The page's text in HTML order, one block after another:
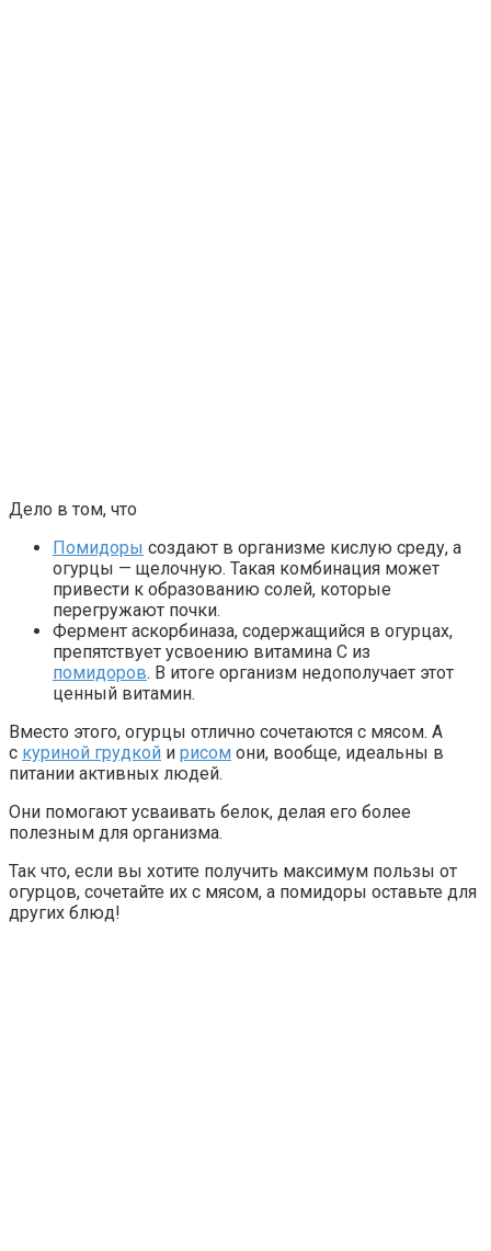
Дело в том, что
Помидоры создают в организме кислую среду, а
огурцы — щелочную. Такая комбинация может
привести к образованию солей, которые
перегружают почки.
Фермент аскорбиназа, содержащийся в огурцах,
препятствует усвоению витамина С из
помидоров. В итоге организм недополучает этот
ценный витамин.
Вместо этого, огурцы отлично сочетаются с мясом. А
с куриной грудкой и рисом они, вообще, идеальны в
питании активных людей.
Они помогают усваивать белок, делая его более
полезным для организма.
Так что, если вы хотите получить максимум пользы от
огурцов, сочетайте их с мясом, а помидоры оставьте для
других блюд!
Ролик длится несколько секунд, а смеяться вы будете
Ролик из Омска: вы будете смеяться долго